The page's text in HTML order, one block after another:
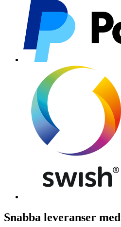
Snabba leveranser med